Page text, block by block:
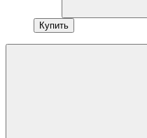
Купить